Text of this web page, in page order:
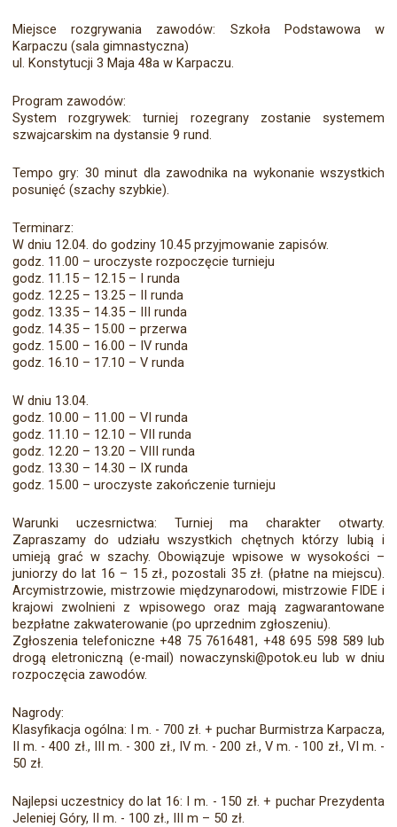
Miejsce rozgrywania zawodów: Szkoła Podstawowa w
Karpaczu (sala gimnastyczna)
ul. Konstytucji 3 Maja 48a w Karpaczu.
Program zawodów:
System rozgrywek: turniej rozegrany zostanie systemem
szwajcarskim na dystansie 9 rund.
Tempo gry: 30 minut dla zawodnika na wykonanie wszystkich
posunięć (szachy szybkie).
Terminarz:
W dniu 12.04. do godziny 10.45 przyjmowanie zapisów.
godz. 11.00 – uroczyste rozpoczęcie turnieju
godz. 11.15 – 12.15 – I runda
godz. 12.25 – 13.25 – II runda
godz. 13.35 – 14.35 – III runda
godz. 14.35 – 15.00 – przerwa
godz. 15.00 – 16.00 – IV runda
godz. 16.10 – 17.10 – V runda
W dniu 13.04.
godz. 10.00 – 11.00 – VI runda
godz. 11.10 – 12.10 – VII runda
godz. 12.20 – 13.20 – VIII runda
godz. 13.30 – 14.30 – IX runda
godz. 15.00 – uroczyste zakończenie turnieju
Warunki uczesrnictwa: Turniej ma charakter otwarty.
Zapraszamy do udziału wszystkich chętnych którzy lubią i
umieją grać w szachy. Obowiązuje wpisowe w wysokości –
juniorzy do lat 16 – 15 zł., pozostali 35 zł. (płatne na miejscu).
Arcymistrzowie, mistrzowie międzynarodowi, mistrzowie FIDE i
krajowi zwolnieni z wpisowego oraz mają zagwarantowane
bezpłatne zakwaterowanie (po uprzednim zgłoszeniu).
Zgłoszenia telefoniczne +48 75 7616481, +48 695 598 589 lub
drogą eletroniczną (e-mail) nowaczynski@potok.eu lub w dniu
rozpoczęcia zawodów.
Nagrody:
Klasyfikacja ogólna: I m. - 700 zł. + puchar Burmistrza Karpacza,
II m. - 400 zł., III m. - 300 zł., IV m. - 200 zł., V m. - 100 zł., VI m. -
50 zł.
Najlepsi uczestnicy do lat 16: I m. - 150 zł. + puchar Prezydenta
Jeleniej Góry, II m. - 100 zł., III m – 50 zł.